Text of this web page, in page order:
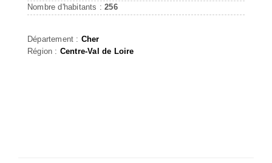
Nombre d'habitants :256
Département : Cher
Région : Centre-Val de Loire